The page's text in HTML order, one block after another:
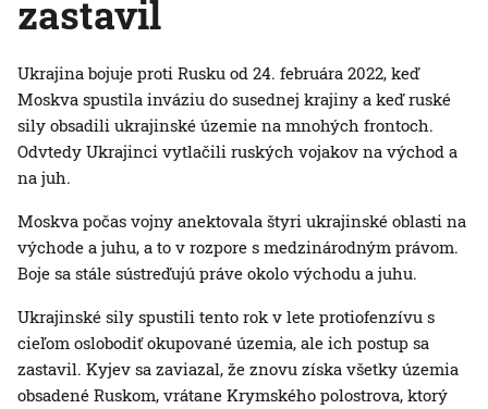
zastavil
Ukrajina bojuje proti Rusku od 24. februára 2022, keď
Moskva spustila inváziu do susednej krajiny a keď ruské
sily obsadili ukrajinské územie na mnohých frontoch.
Odvtedy Ukrajinci vytlačili ruských vojakov na východ a
na juh.
Moskva počas vojny anektovala štyri ukrajinské oblasti na
východe a juhu, a to v rozpore s medzinárodným právom.
Boje sa stále sústreďujú práve okolo východu a juhu.
Ukrajinské sily spustili tento rok v lete protiofenzívu s
cieľom oslobodiť okupované územia, ale ich postup sa
zastavil. Kyjev sa zaviazal, že znovu získa všetky územia
obsadené Ruskom, vrátane Krymského polostrova, ktorý